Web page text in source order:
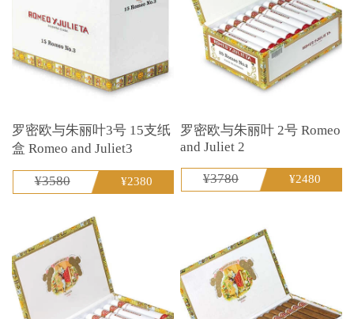
罗密欧与朱丽叶3号 15支纸
盒 Romeo and Juliet3
¥3580 ¥2380
罗密欧与朱丽叶 2号 Romeo
and Juliet 2
¥3780 ¥2480